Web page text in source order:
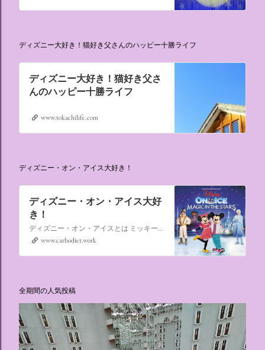
ディズニー大好き！猫好き父さんのハッピー十勝ライフ
ディズニー大好き！猫好き父さ
んのハッピー十勝ライフ
www.tokachilife.com
ディズニー・オン・アイス大好き！
ディズニー・オン・アイス大好
き！
ディズニー・オン・アイスとは ミッキーマウスやミニーマウスをはじめ、たくさんのディズニーキャラクターが登場し、世代を超えて愛され続けている、氷の上のミュージカルショーです。
www.carbodiet.work
全期間の人気投稿